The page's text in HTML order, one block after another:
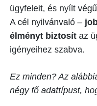
ügyfeleit, és nyílt
A cél nyilvánvaló –
élményt biztosít az
igényeihez szabva.
Ez minden? Az
négy fő adattípust,